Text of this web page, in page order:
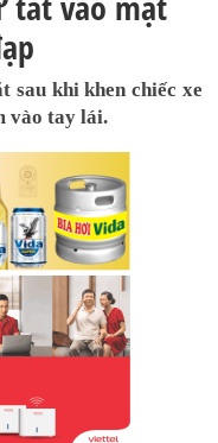
sau khi khen chiếc xe
vào tay lái.